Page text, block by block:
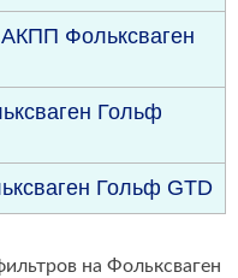
Фольксваген
Гольф
Гольф GTD
на Фольксваген